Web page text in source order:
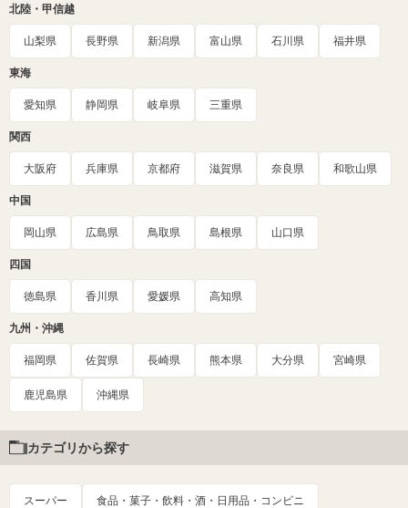
北陸・甲信越
山梨県 長野県 新潟県 富山県 石川県 福井県
東海
愛知県 静岡県 岐阜県 三重県
関西
大阪府 兵庫県 京都府 滋賀県 奈良県 和歌山県
中国
岡山県 広島県 鳥取県 島根県 山口県
四国
徳島県 香川県 愛媛県 高知県
九州・沖縄
福岡県 佐賀県 長崎県 熊本県 大分県 宮崎県
鹿児島県 沖縄県
カテゴリから探す
スーパー 食品・菓子・飲料・酒・日用品・コンビニ